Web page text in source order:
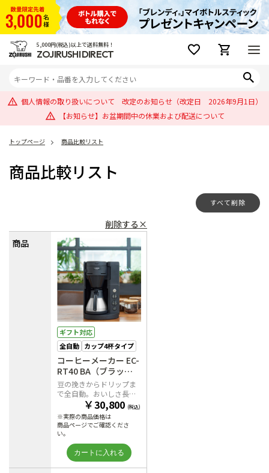
5,000円(税込)以上で送料無料！
ZOJIRUSHI DIRECT
個人情報の取り扱いについて 改定のお知らせ（改定日 2026年9月1日）
【お知らせ】お盆期間中の休業および配送について
トップページ 商品比較リスト
商品比較リスト
すべて削除
商品
削除する×
ギフト対応
全自動 カップ4杯タイプ
コーヒーメーカー EC-
RT40 BA（ブラッ
ク）
豆の挽きからドリップま
で全自動。おいしさ長持
ちステンレスサーバー
￥30,800 (税込)
※実際の商品価格は
商品ページでご確認くださ
い。